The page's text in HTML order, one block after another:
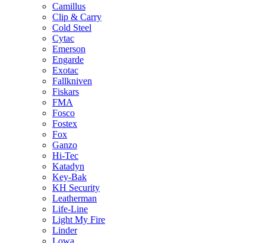
Camillus
Clip & Carry
Cold Steel
Cytac
Emerson
Engarde
Exotac
Fallkniven
Fiskars
FMA
Fosco
Fostex
Fox
Ganzo
Hi-Tec
Katadyn
Key-Bak
KH Security
Leatherman
Life-Line
Light My Fire
Linder